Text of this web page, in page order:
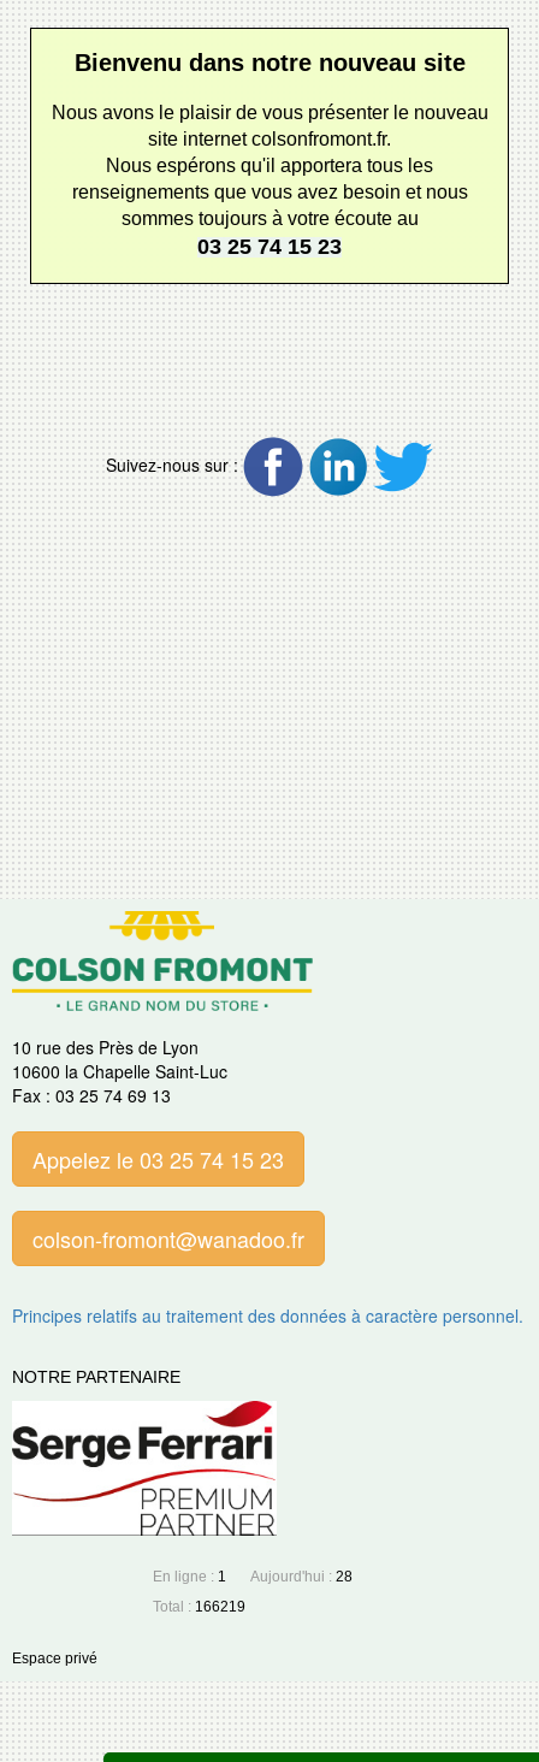
Bienvenu dans notre nouveau site
Nous avons le plaisir de vous présenter le nouveau
site internet colsonfromont.fr.
Nous espérons qu'il apportera tous les
renseignements que vous avez besoin et nous
sommes toujours à votre écoute au
03 25 74 15 23
Suivez-nous sur :
10 rue des Près de Lyon
10600 la Chapelle Saint-Luc
Fax : 03 25 74 69 13
Appelez le 03 25 74 15 23
colson-fromont@wanadoo.fr
Principes relatifs au traitement des données à caractère personnel.
NOTRE PARTENAIRE
En ligne : 1 Aujourd'hui : 28
Total : 166219
Espace privé